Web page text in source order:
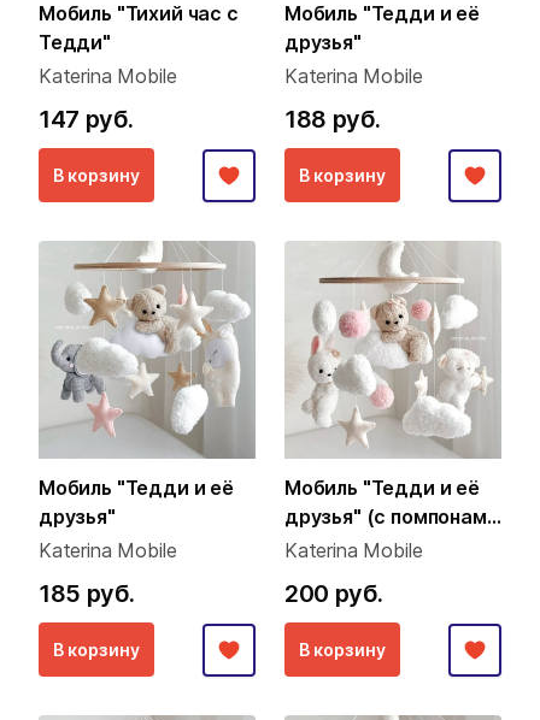
Мобиль "Тихий час с
Тедди"
Katerina Mobile
147 руб.
В корзину
Мобиль "Тедди и её
друзья"
Katerina Mobile
188 руб.
В корзину
Мобиль "Тедди и её
друзья"
Katerina Mobile
185 руб.
В корзину
Мобиль "Тедди и её
друзья" (с помпонами
из пряжи)
Katerina Mobile
200 руб.
В корзину